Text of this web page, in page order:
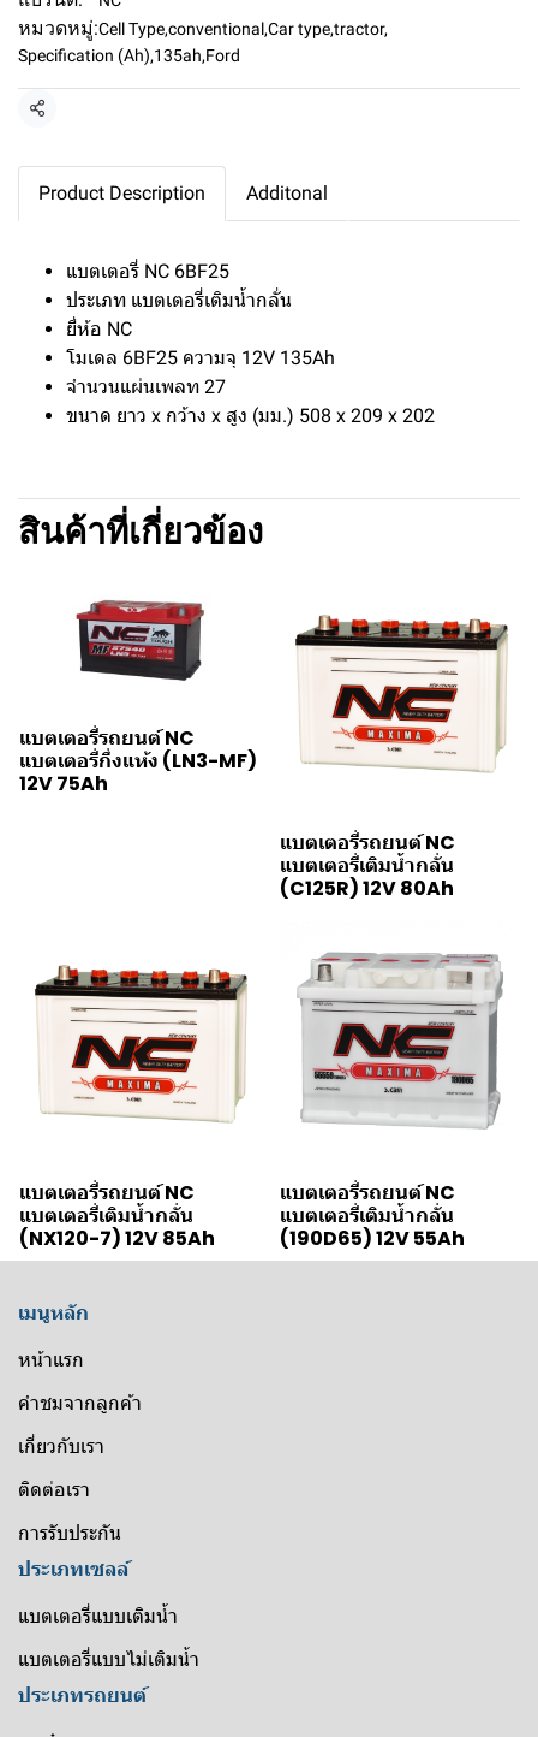
หมวดหมู่:Cell Type,conventional,Car type,tractor,
Specification (Ah),135ah,Ford
แชร์
Product Description Additonal
แบตเตอรี่ NC 6BF25
ประเภท แบตเตอรี่เติมน้ำกลั่น
ยี่ห้อ NC
โมเดล 6BF25 ความจุ 12V 135Ah
จำนวนแผ่นเพลท 27
ขนาด ยาว x กว้าง x สูง (มม.) 508 x 209 x 202
สินค้าที่เกี่ยวข้อง
แบตเตอรี่รถยนต์ NC
แบตเตอรี่กึ่งแห้ง (LN3-MF)
12V 75Ah
แบตเตอรี่รถยนต์ NC
แบตเตอรี่เติมน้ำกลั่น
(C125R) 12V 80Ah
แบตเตอรี่รถยนต์ NC
แบตเตอรี่เติมน้ำกลั่น
(NX120-7) 12V 85Ah
แบตเตอรี่รถยนต์ NC
แบตเตอรี่เติมน้ำกลั่น
(190D65) 12V 55Ah
เมนูหลัก
หน้าแรก
คำชมจากลูกค้า
เกี่ยวกับเรา
ติดต่อเรา
การรับประกัน
ประเภทเซลล์
แบตเตอรี่แบบเติมน้ำ
แบตเตอรี่แบบไม่เติมน้ำ
ประเภทรถยนต์